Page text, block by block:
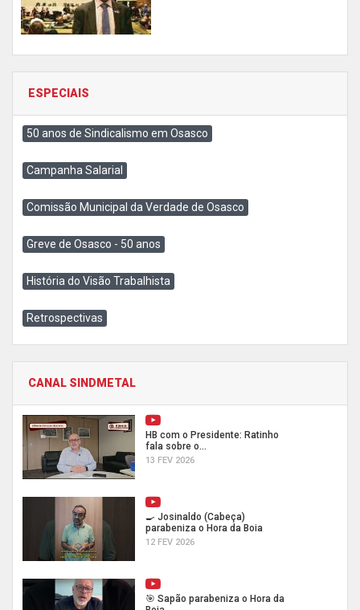
ESPECIAIS
50 anos de Sindicalismo em Osasco
Campanha Salarial
Comissão Municipal da Verdade de Osasco
Greve de Osasco - 50 anos
História do Visão Trabalhista
Retrospectivas
CANAL SINDMETAL
HB com o Presidente: Ratinho
fala sobre o...
13 FEV 2026
🍳 Josinaldo (Cabeça)
parabeniza o Hora da Boia
12 FEV 2026
🎯 Sapão parabeniza o Hora da